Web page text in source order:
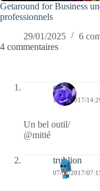
Getaround for Business
professionnels
29/01/2025
6
4 commentaires
covix
10/01/2017/
Un bel outil/
@mitié
trublion
07/01/2017/